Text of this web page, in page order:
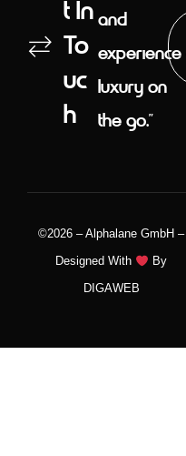
T In
To
Uc
H
and
experience
luxury on
the go.”
©2026 – Alphalane GmbH –
Designed With
By
DIGAWEB